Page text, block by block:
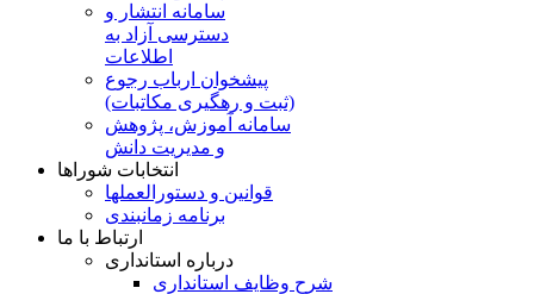
سامانه انتشار و
دسترسی آزاد به
اطلاعات
پیشخوان ارباب رجوع
(ثبت و رهگیری مکاتبات)
سامانه آموزش، پژوهش
و مدیریت دانش
انتخابات شوراها
قوانین و دستورالعملها
برنامه زمانبندی
ارتباط با ما
درباره استانداری
شرح وظایف استانداری